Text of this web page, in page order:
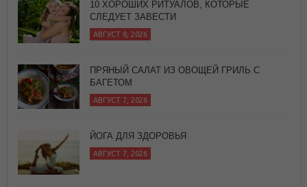
ПРЯНЫЙ САЛАТ ИЗ ОВОЩЕЙ ГРИЛЬ С
БАГЕТОМ
АВГУСТ 7, 2026
ЙОГА ДЛЯ ЗДОРОВЬЯ
АВГУСТ 7, 2026
ЖАРЕНЫЙ РИС
АВГУСТ 8, 2026